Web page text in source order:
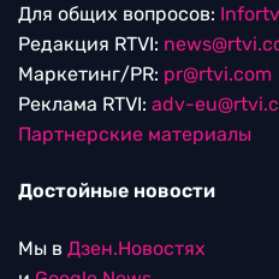
Для общих вопросов:
Редакция RTVI:
Маркетинг/PR: pr@rtvi.com
Реклама RTVI: adv-
Партнерские материалы
Достойные новости
Мы в Дзен.Новостях